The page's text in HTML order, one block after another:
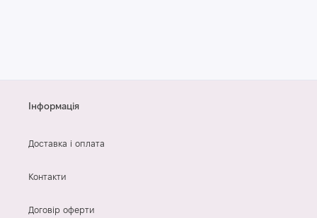
Інформація
Доставка і оплата
Контакти
Договір оферти